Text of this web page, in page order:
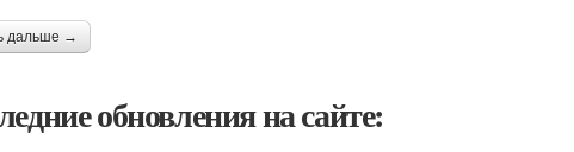
дальше →
обновления на сайте: